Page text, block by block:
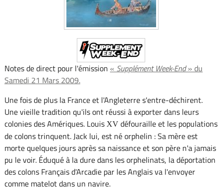
Notes de direct pour l'émission « Supplément Week-End» du
Samedi 21 Mars 2009.
Une fois de plus la France et l'Angleterre s'entre-déchirent.
Une vieille tradition qu'ils ont réussi à exporter dans leurs
colonies des Amériques. Louis XVdéfouraille et les populations
de colons trinquent. Jack lui, est né orphelin : Sa mère est
morte quelques jours après sa naissance et son père n'a jamais
pu le voir. Éduqué à la dure dans les orphelinats, la déportation
des colons Français d'Arcadie par les Anglais va l'envoyer
comme matelot dans un navire.